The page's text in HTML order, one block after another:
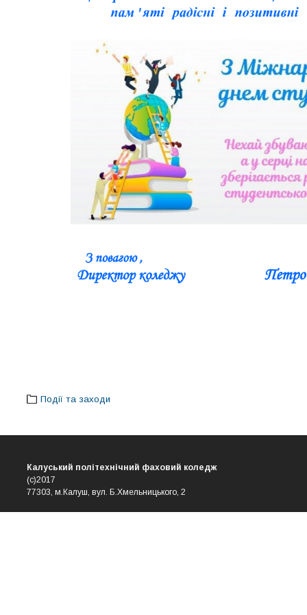
Події та заходи
Калуський політехнічний фаховий коледж
(с)2017
77303, м.Калуш, вул. Б.Хмельницького, 2